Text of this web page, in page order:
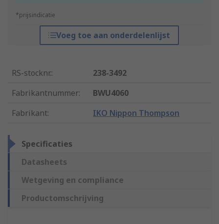
*prijsindicatie
Voeg toe aan onderdelenlijst
RS-stocknr.:
238-3492
Fabrikantnummer:
BWU4060
Fabrikant: IKO Nippon Thompson
Specificaties
Datasheets
Wetgeving en compliance
Productomschrijving